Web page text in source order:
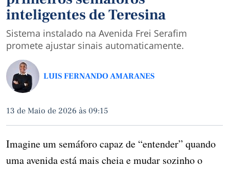
inteligentes de Teresina
Sistema instalado na Avenida Frei Serafim
promete ajustar sinais automaticamente.
LUIS FERNANDO AMARANES
13 de Maio de 2026 às 09:15
Imagine um semáforo capaz de “entender” quando
uma avenida está mais cheia e mudar sozinho o